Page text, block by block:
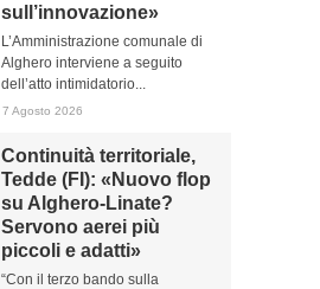
sull’innovazione»
L’Amministrazione comunale di
Alghero interviene a seguito
dell’atto intimidatorio...
7 Agosto 2026
Continuità territoriale,
Tedde (FI): «Nuovo flop
su Alghero-Linate?
Servono aerei più
piccoli e adatti»
“Con il terzo bando sulla